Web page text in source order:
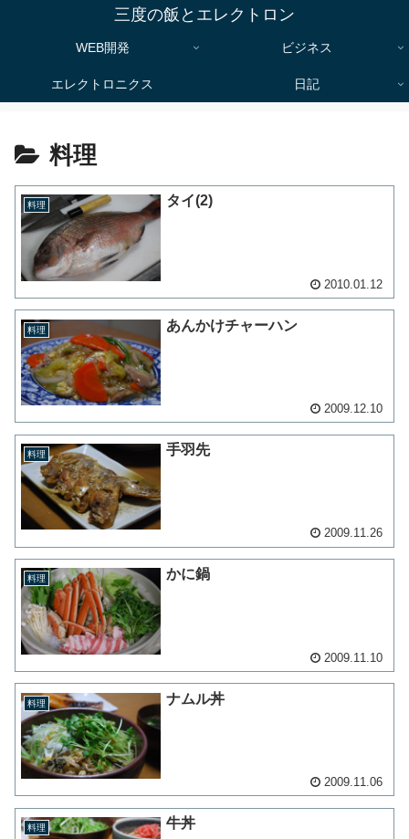
三度の飯とエレクトロン
WEB開発 ビジネス
エレクトロニクス 日記
料理
料理 タイ(2)
2010.01.12
料理 あんかけチャーハン
2009.12.10
料理 手羽先
2009.11.26
料理 かに鍋
2009.11.10
料理 ナムル丼
2009.11.06
料理 牛丼